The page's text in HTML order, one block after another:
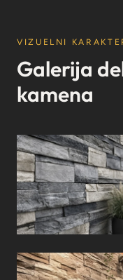
VIZUELNI
Galerija
kamena